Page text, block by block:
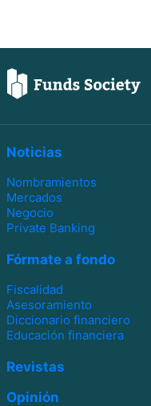
Noticias
Nombramientos
Mercados
Negocio
Private Banking
Fórmate a fondo
Fiscalidad
Asesoramiento
Diccionario financiero
Educación financiera
Revistas
Opinión